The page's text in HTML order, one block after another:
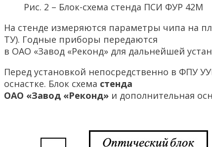
Рис. 2 – Блок-схема стенда ПСИ ФУР 42М
На стенде измеряются параметры чипа на
ТУ). Годные приборы передаются
в ОАО «Завод «Реконд» для дальнейшей
Перед установкой непосредственно в ФПУ
оснастке. Блок схема стенда
ОАО «Завод «Реконд» и дополнительная